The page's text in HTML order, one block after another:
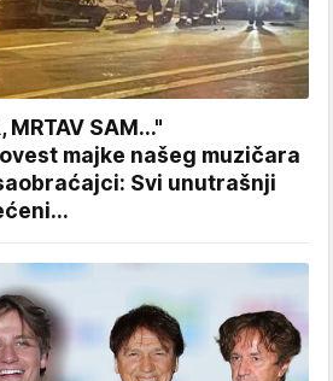
MRTAV SAM..."
majke našeg muzičara
Svi unutrašnji